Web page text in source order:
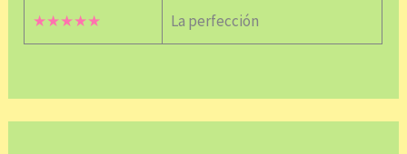
★★★★★ La perfección